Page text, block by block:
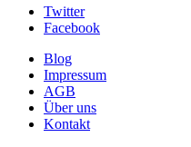
Twitter
Facebook
Blog
Impressum
AGB
Über uns
Kontakt